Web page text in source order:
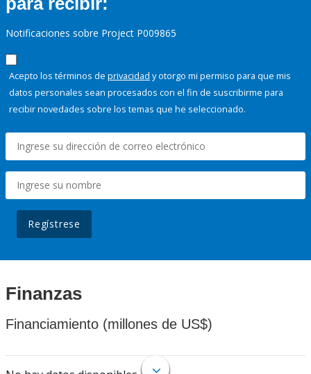
Notificaciones sobre Project P009865
Acepto los términos de privacidad y otorgo mi permiso para que mis
datos personales sean procesados con el fin de suscribirme para
recibir novedades sobre los temas que he seleccionado.
Regístrese
Finanzas
Financiamiento (millones de US$)